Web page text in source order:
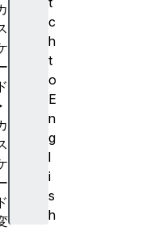
c
h
t
o
E
n
g
l
i
s
h
ド
ド